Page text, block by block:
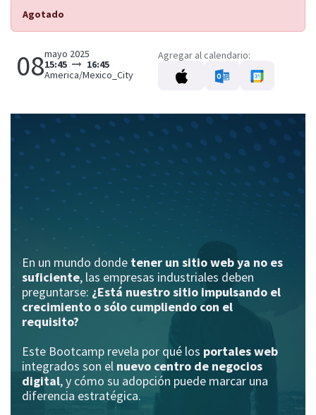
Agotado
08mayo 2025
15:45
16:45
America/Mexico_City
Agregar al calendario:
En un mundo donde tener un sitio web ya no es
suficiente, las empresas industriales deben
preguntarse: ¿Está nuestro sitio impulsando el
crecimiento o sólo cumpliendo con el
requisito?
Este Bootcamp revela por qué los portales web
integrados son el nuevo centro de negocios
digital, y cómo su adopción puede marcar una
diferencia estratégica.